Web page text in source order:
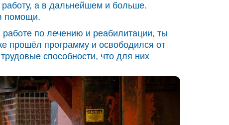
а в дальнейшем и больше.
помощи.
по лечению и реабилитации, ты
прошёл программу и освободился от
способности, что для них